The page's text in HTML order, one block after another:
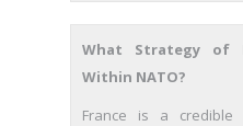
What Strategy of
Within NATO?
France is a